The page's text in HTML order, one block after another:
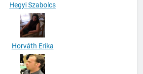
Hegyi Szabolcs
Horváth Erika